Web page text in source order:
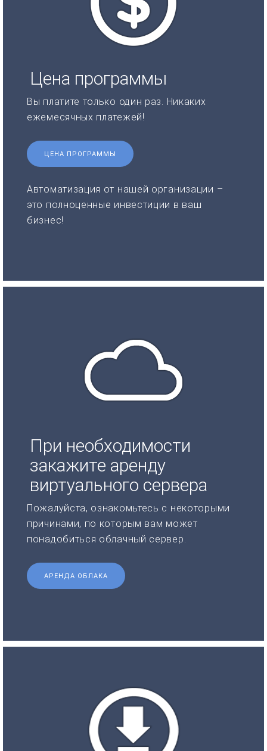
Цена программы
Вы платите только один раз. Никаких
ежемесячных платежей!
ЦЕНА ПРОГРАММЫ
Автоматизация от нашей организации –
это полноценные инвестиции в ваш
бизнес!
При необходимости
закажите аренду
виртуального сервера
Пожалуйста, ознакомьтесь с некоторыми
причинами, по которым вам может
понадобиться облачный сервер.
АРЕНДА ОБЛАКА